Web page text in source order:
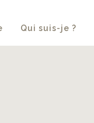
Qui suis-je ?